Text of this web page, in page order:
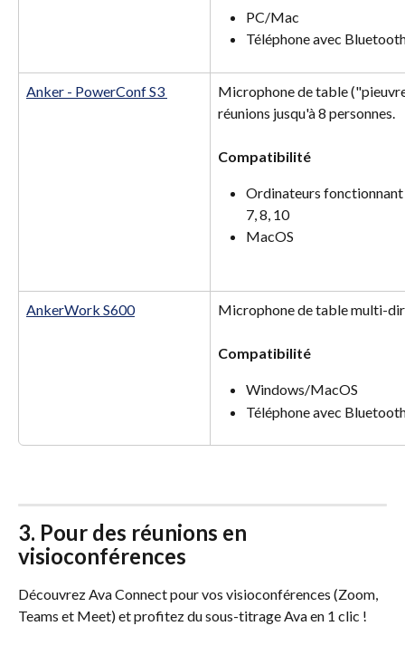
PC/Mac
Téléphone avec
Anker - PowerConf S3
Microphone de table
réunions jusqu'à 8 personnes.
Compatibilité
Ordinateurs
7, 8, 10
MacOS
AnkerWork S600 Microphone de table multi-
Compatibilité
Windows/MacOS
Téléphone avec
3. Pour des réunions en
visioconférences
Découvrez Ava Connect pour vos visioconférences (Zoom,
Teams et Meet) et profitez du sous-titrage Ava en 1 clic !